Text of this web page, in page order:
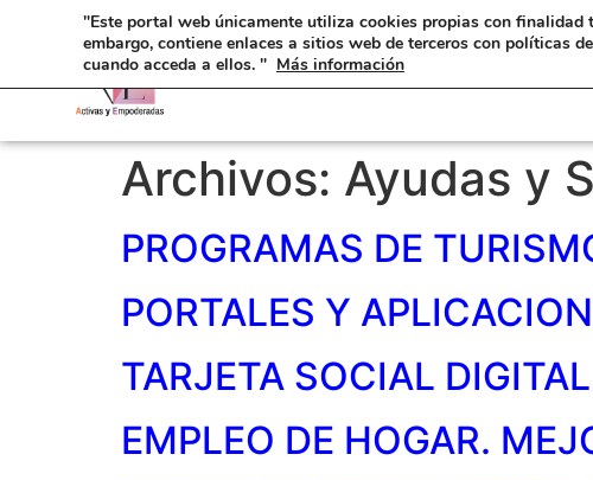
Archivos: Ayudas y
PROGRAMAS DE
PORTALES Y
TARJETA SOCIAL DIGITAL
EMPLEO DE HOGAR.
"Este portal web únicamente utiliza cookies propias con finalidad
embargo, contiene enlaces a sitios web de terceros con políticas
cuando acceda a ellos. " Más información